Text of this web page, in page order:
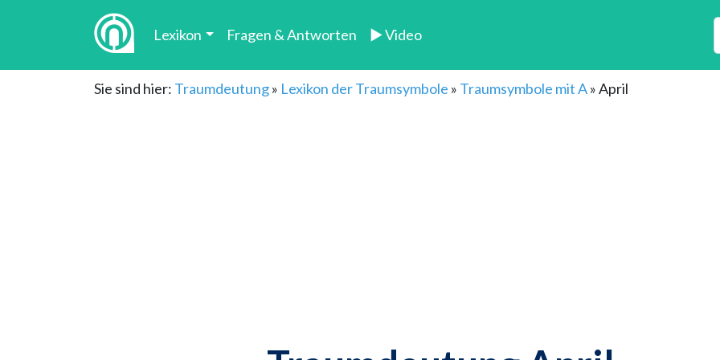
Lexikon Fragen & Antworten ► Video
Sie sind hier: Traumdeutung» Lexikon der Traumsymbole » Traumsymbole mit A»April